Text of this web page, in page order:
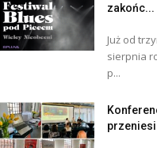
zakońc...
Już od
sierpnia
p...